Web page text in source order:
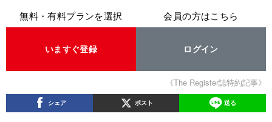
無料・有料プランを選択
いますぐ登録
会員の方はこちら
ログイン
《The Register誌特約記事》
シェア ポスト 送る